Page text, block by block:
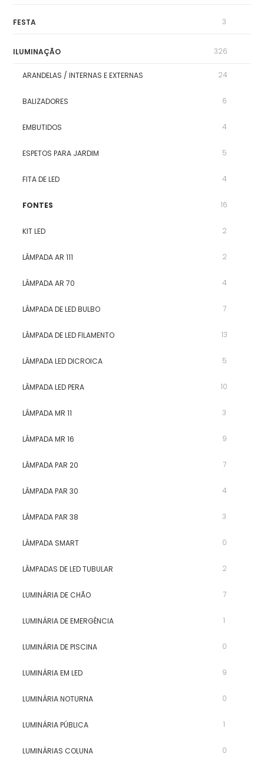
FESTA 3
ILUMINAÇÃO 326
ARANDELAS / INTERNAS E EXTERNAS 24
BALIZADORES 6
EMBUTIDOS 4
ESPETOS PARA JARDIM 5
FITA DE LED 4
FONTES 16
KIT LED 2
LÂMPADA AR 111 2
LÂMPADA AR 70 4
LÂMPADA DE LED BULBO 7
LÂMPADA DE LED FILAMENTO 13
LÂMPADA LED DICROICA 5
LÂMPADA LED PERA 10
LÂMPADA MR 11 3
LÂMPADA MR 16 9
LÂMPADA PAR 20 7
LÂMPADA PAR 30 4
LÂMPADA PAR 38 3
LÂMPADA SMART 0
LÂMPADAS DE LED TUBULAR 2
LUMINÁRIA DE CHÃO 7
LUMINÁRIA DE EMERGÊNCIA 1
LUMINÁRIA DE PISCINA 0
LUMINÁRIA EM LED 9
LUMINÁRIA NOTURNA 0
LUMINÁRIA PÚBLICA 1
LUMINÁRIAS COLUNA 0